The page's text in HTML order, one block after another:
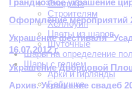
Свадьба
Строителям
Хеллоуин
Цветы из шаров
Шуточные
Шары на определение
Шары с гелием
Арки и гирлянды
Бабушке
Грандиозное украшение
Оформление мероприятий
Украшение фестиваля
16.07.2012 г.
Украшение Дворцовой
Архив. Украшение свадеб